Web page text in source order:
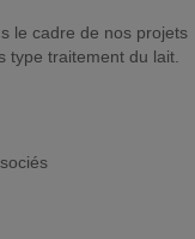
le cadre de nos projets
type traitement du lait.